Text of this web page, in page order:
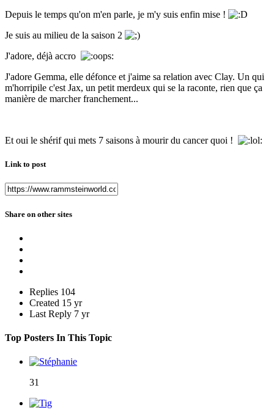
Depuis le temps qu'on m'en parle, je m'y suis enfin mise !
Je suis au milieu de la saison 2
J'adore, déjà accro
J'adore Gemma, elle défonce et j'aime sa relation avec Clay. Un qui
m'horripile c'est Jax, un petit merdeux qui se la raconte, rien que ça
manière de marcher franchement...
Et oui le shérif qui mets 7 saisons à mourir du cancer quoi !
Link to post
Share on other sites
Replies 104
Created 15 yr
Last Reply 7 yr
Top Posters In This Topic
31